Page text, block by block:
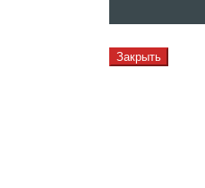
Закрыть